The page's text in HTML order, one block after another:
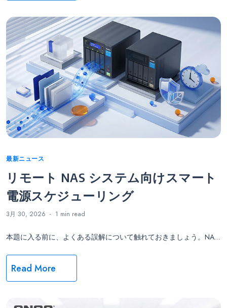
Categories
最新ニュース
リモート NAS システム向けスマート
電源スケジューリング
3月 30, 2026 1 min read
本題に入る前に、よくある誤解について触れておきましょう。NA…
Read More